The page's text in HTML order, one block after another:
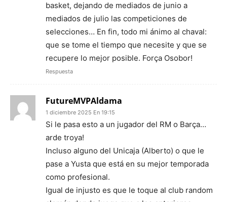
basket, dejando de mediados de junio a
mediados de julio las competiciones de
selecciones… En fin, todo mi ánimo al chaval:
que se tome el tiempo que necesite y que se
recupere lo mejor posible. Força Osobor!
Respuesta
FutureMVPAldama
1 diciembre 2025 En 19:15
Si le pasa esto a un jugador del RM o Barça…
arde troya!
Incluso alguno del Unicaja (Alberto) o que le
pase a Yusta que está en su mejor temporada
como profesional.
Igual de injusto es que le toque al club random